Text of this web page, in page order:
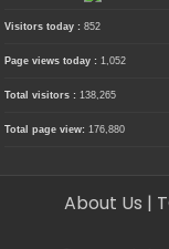
Visitors today :852
Page views today :1,052
Total visitors :138,265
Total page view:176,880
About Us |